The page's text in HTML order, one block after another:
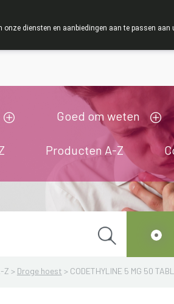
Goed om weten
Producten A-Z
Z > Droge hoest > CODETHYLINE 5 MG 50 TABL
diensten en aanbiedingen aan te passen